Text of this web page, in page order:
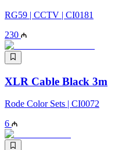
RG59 | CCTV | CI0181
230
XLR Cable Black 3m
Rode Color Sets | CI0072
6